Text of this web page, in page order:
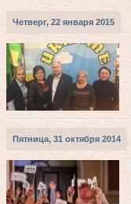
Четверг, 22 января 2015
Пятница, 31 октября 2014